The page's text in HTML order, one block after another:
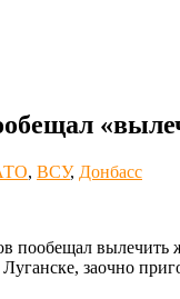
, ВСУ, Донбасс
пообещал
Луганске, заочно